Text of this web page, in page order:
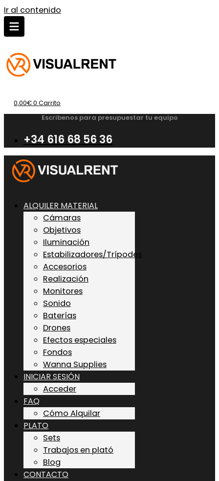
Ir al contenido
0,00€0 Carrito
Escribenos para presupuestar tu equipo
+34 616 68 56 36
ALQUILER MATERIAL
Cámaras
Objetivos
Iluminación
Estabilizadores/Trípodes
Accesorios
Realización
Monitores
Sonido
Baterías
Drones
Efectos especiales
Fondos
Wanna Supplies
INICIAR SESIÓN
Acceder
FAQ
Cómo Alquilar
PLATO
Sets
Trabajos en plató
Blog
CONTACTO